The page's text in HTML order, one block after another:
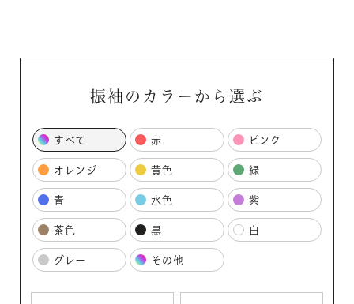
振袖のカラーから選ぶ
すべて 赤 ピンク
オレンジ 黄色 緑
青 水色 紫
茶色 黒 白
グレー その他